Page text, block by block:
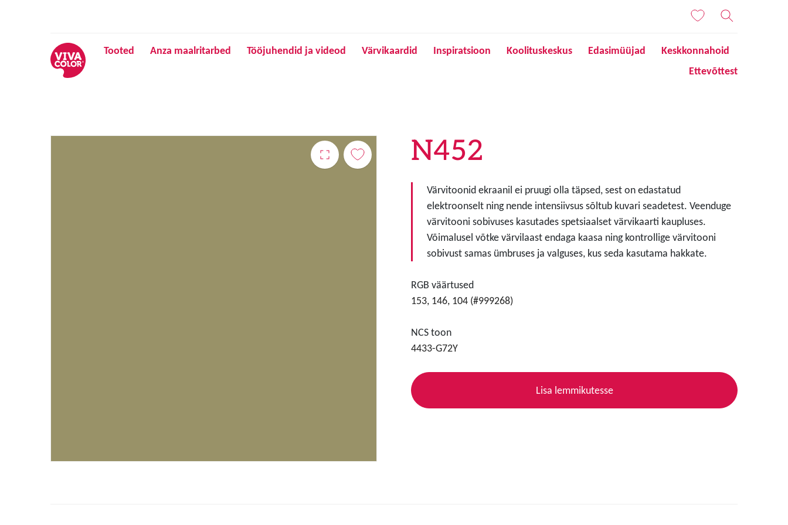
Tooted Anza maalritarbed Tööjuhendid ja videod Värvikaardid Inspiratsioon Koolituskeskus Edasimüüjad
Keskkonnahoid
Ettevõttest
N452
Värvitoonid ekraanil ei pruugi olla täpsed, sest on edastatud
elektroonselt ning nende intensiivsus sõltub kuvari seadetest. Veenduge
värvitooni sobivuses kasutades spetsiaalset värvikaarti kaupluses.
Võimalusel võtke värvilaast endaga kaasa ning kontrollige värvitooni
sobivust samas ümbruses ja valguses, kus seda kasutama hakkate.
RGB väärtused
153, 146, 104 (#999268)
NCS toon
4433-G72Y
Lisa lemmikutesse